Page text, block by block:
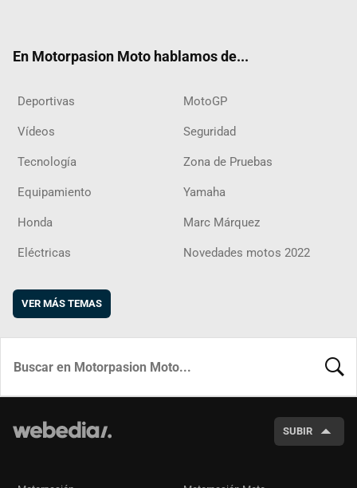
En Motorpasion Moto hablamos de...
Deportivas MotoGP
Vídeos Seguridad
Tecnología Zona de Pruebas
Equipamiento Yamaha
Honda Marc Márquez
Eléctricas Novedades motos 2022
VER MÁS TEMAS
SUBIR